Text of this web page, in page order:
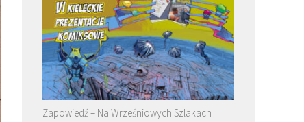
Zapowiedź – Na Wrześniowych Szlakach